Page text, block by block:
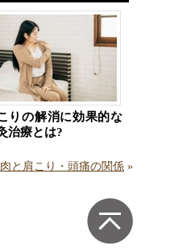
りの解消に効果的な
治療とは?
と肩こり・頭痛の関係 »